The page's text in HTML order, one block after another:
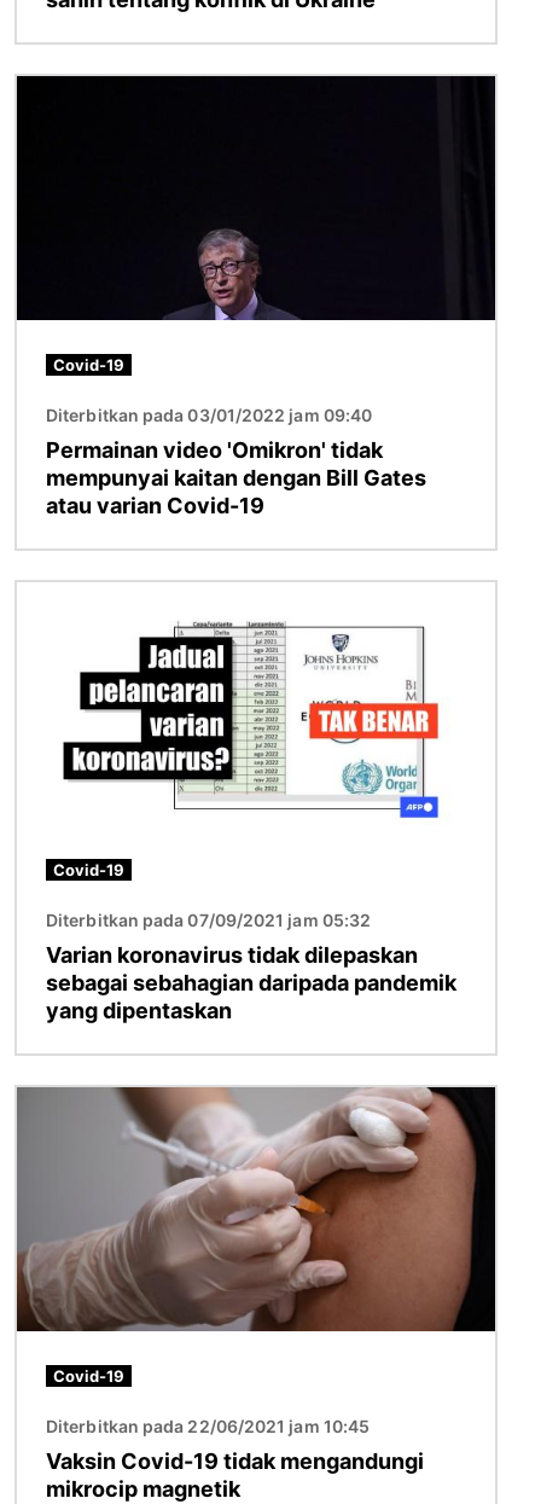
Covid-19
Diterbitkan pada 03/01/2022 jam 09:40
Permainan video 'Omikron' tidak
mempunyai kaitan dengan Bill Gates
atau varian Covid-19
Covid-19
Diterbitkan pada 07/09/2021 jam 05:32
Varian koronavirus tidak dilepaskan
sebagai sebahagian daripada pandemik
yang dipentaskan
Covid-19
Diterbitkan pada 22/06/2021 jam 10:45
Vaksin Covid-19 tidak mengandungi
mikrocip magnetik